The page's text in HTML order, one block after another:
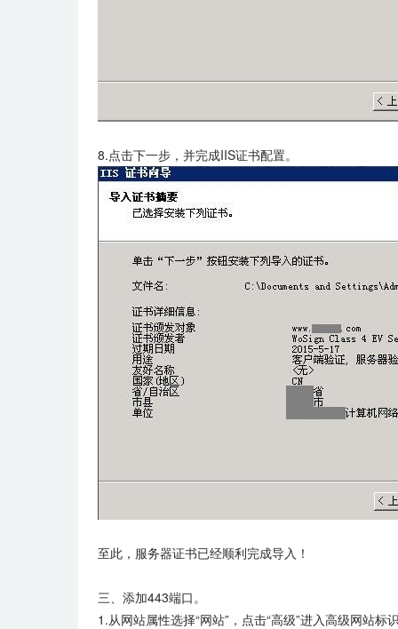
8.点击下一步，并完成IIS证书配置。
至此，服务器证书已经顺利完成导入！
三、添加443端口。
1.从网站属性选择“网站”，点击“高级”进入高级网站标